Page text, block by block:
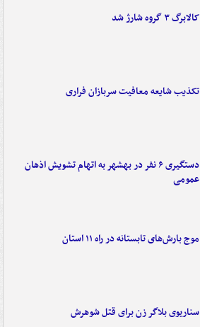
کالابرگ ۳ گروه شارژ شد
تکذیب شایعه معافیت سربازان فراری
دستگیری ۶ نفر در بهشهر به اتهام تشویش اذهان
عمومی
موج بارش‌های تابستانه در راه ۱۱ استان
سناریوی بلاگر زن برای قتل شوهرش